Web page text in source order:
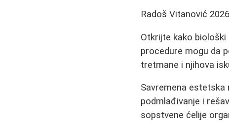
Radoš Vitanović
Otkrijte kako
procedure mogu da
tretmane i njihova
Savremena
podmlađivanje i
sopstvene ćelije